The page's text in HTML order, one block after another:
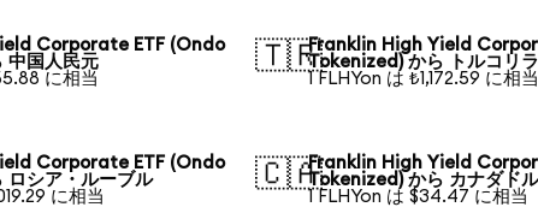
Corporate ETF (Ondo
中国人民元
に相当
🇹🇷Franklin High Yield
Tokenized) から トルコリラ
1 FLHYon は ₺1,172.59 に相当
Corporate ETF (Ondo
シア・ルーブル
に相当
🇨🇦Franklin High Yield
Tokenized) から カナダドル
1 FLHYon は $34.47 に相当